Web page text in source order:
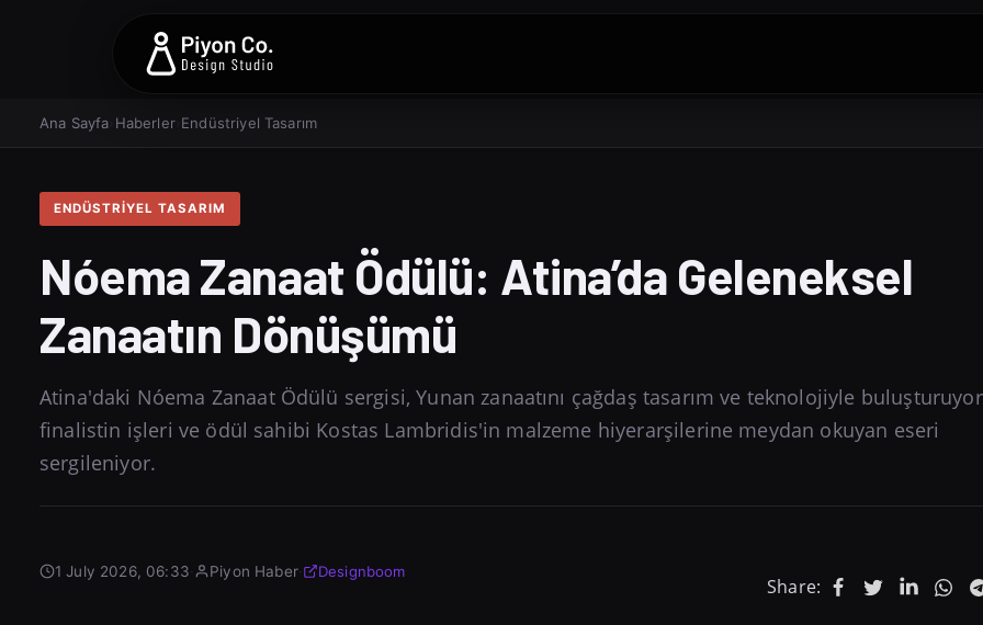
Ana Sayfa Haberler› Endüstriyel Tasarım
ENDÜSTRIYEL TASARIM
Nóema Zanaat Ödülü: Atina’da Geleneksel
Zanaatın Dönüşümü
Atina'daki Nóema Zanaat Ödülü sergisi, Yunan zanaatını çağdaş tasarım ve teknolojiyle
finalistin işleri ve ödül sahibi Kostas Lambridis'in malzeme hiyerarşilerine meydan okuyan eseri
sergileniyor.
1 July 2026, 06:33 Piyon Haber· Designboom
Share: